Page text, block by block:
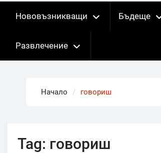
Нововъзникващи Бъдеще
Развлечение
Начало говориш
Tag: говориш